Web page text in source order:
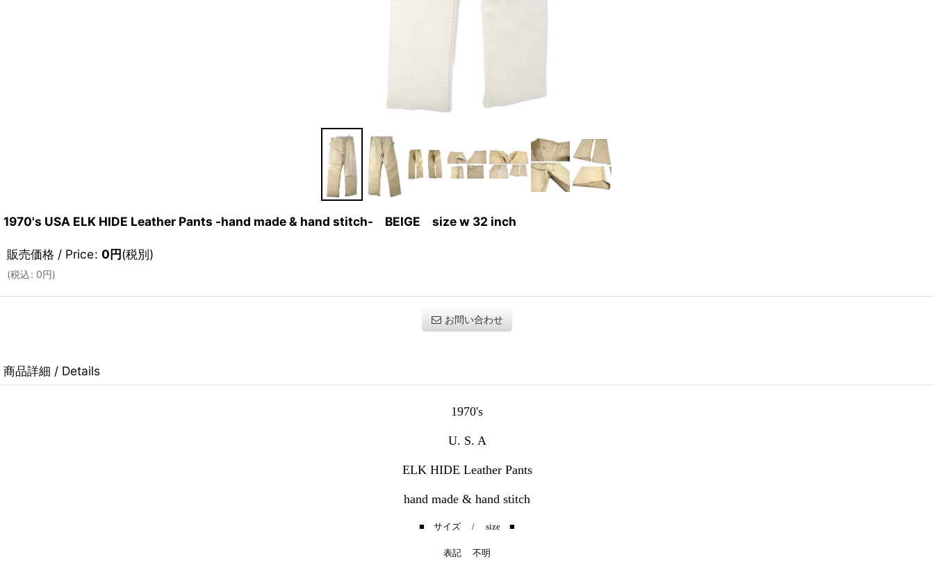
1970's USA ELK HIDE Leather Pants -hand made & hand stitch- BEIGE size w 32 inch
販売価格 / Price: 0円(税別)
(税込: 0円)
お問い合わせ
商品詳細 / Details
1970's
U. S. A
ELK HIDE Leather Pants
hand made & hand stitch
■ サイズ / size ■
表記 不明